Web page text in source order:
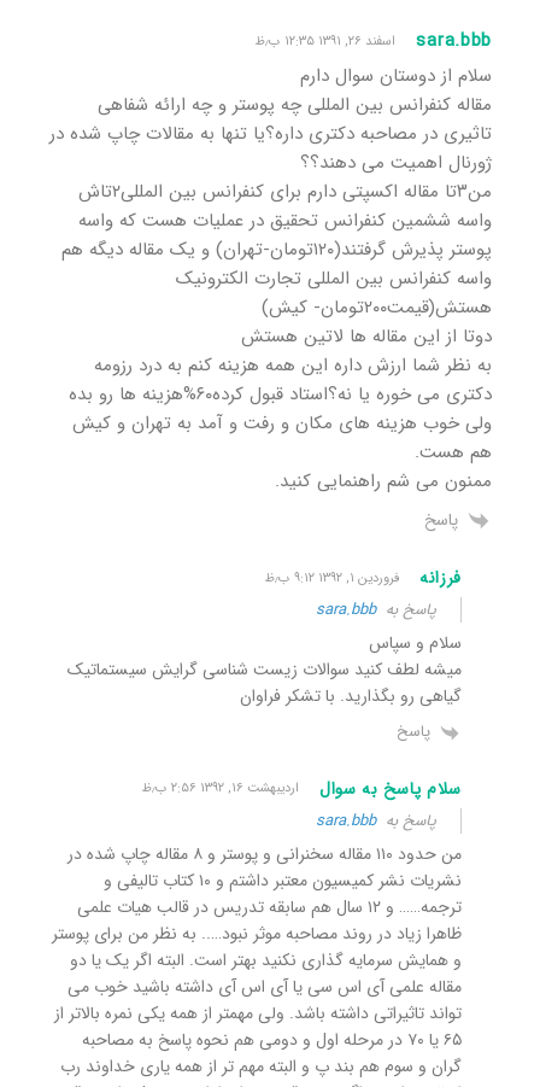
sara.bbb اسفند ۲۶, ۱۳۹۱ ۱۲:۳۵ ب٫ظ
سلام از دوستان سوال دارم
مقاله کنفرانس بین المللی چه پوستر و چه ارائه شفاهی
تاثیری در مصاحبه دکتری داره؟یا تنها به مقالات چاپ شده در
ژورنال اهمیت می دهند؟؟
من۳تا مقاله اکسپتی دارم برای کنفرانس بین المللی۲تاش
واسه ششمین کنفرانس تحقیق در عملیات هست که واسه
پوستر پذیرش گرفتند(۱۲۰تومان-تهران) و یک مقاله دیگه هم
واسه کنفرانس بین المللی تجارت الکترونیک
هستش(قیمت۲۰۰تومان- کیش)
دوتا از این مقاله ها لاتین هستش
به نظر شما ارزش داره این همه هزینه کنم به درد رزومه
دکتری می خوره یا نه؟استاد قبول کرده۶۰%هزینه ها رو بده
ولی خوب هزینه های مکان و رفت و آمد به تهران و کیش
هم هست.
ممنون می شم راهنمایی کنید.
پاسخ
فرزانه فروردین ۱, ۱۳۹۲ ۹:۱۲ ب٫ظ
پاسخ بهsara.bbb
سلام و سپاس
میشه لطف کنید سوالات زیست شناسی گرایش سیستماتیک
گیاهی رو بگذارید. با تشکر فراوان
پاسخ
سلام پاسخ به سوال اردیبهشت ۱۶, ۱۳۹۲ ۲:۵۶ ب٫ظ
پاسخ بهsara.bbb
من حدود ۱۱۰ مقاله سخنرانی و پوستر و ۸ مقاله چاپ شده در
نشریات نشر کمیسیون معتبر داشتم و ۱۰ کتاب تالیفی و
ترجمه…… و ۱۲ سال هم سابقه تدریس در قالب هیات علمی
ظاهرا زیاد در روند مصاحبه موثر نبود….. به نظر من برای پوستر
و همایش سرمایه گذاری نکنید بهتر است. البته اگر یک یا دو
مقاله علمی آی اس سی یا آی اس آی داشته باشید خوب می
تواند تاثیراتی داشته باشد. ولی مهمتر از همه یکی نمره بالاتر از
۶۵ یا ۷۰ در مرحله اول و دومی هم نحوه پاسخ به مصاحبه
گران و سوم هم بند پ و البته مهم تر از همه یاری خداوند رب